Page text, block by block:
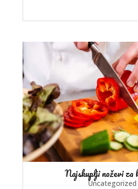
Najskuplji noževi za
Uncategorized